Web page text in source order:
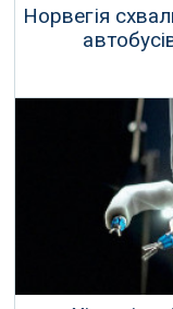
Норвегія
Вперше в історії
звичайному